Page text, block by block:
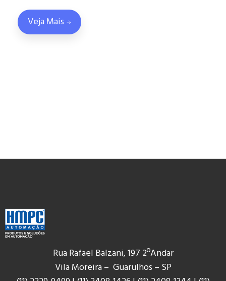
Veja Mais
Rua Rafael Balzani, 197 2ºAndar
Vila Moreira – Guarulhos – SP